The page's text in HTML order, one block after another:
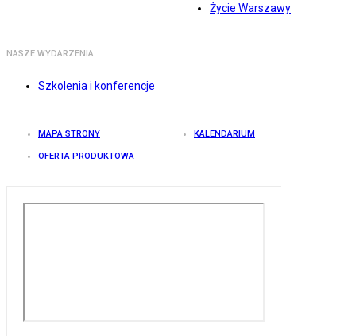
Życie Warszawy
NASZE WYDARZENIA
Szkolenia i konferencje
MAPA STRONY KALENDARIUM
OFERTA PRODUKTOWA